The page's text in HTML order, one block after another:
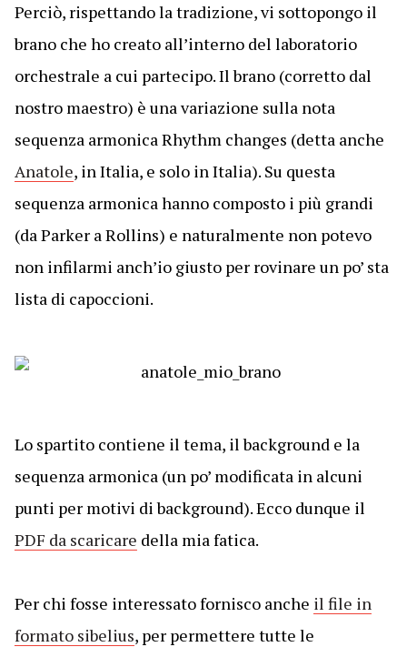
Perciò, rispettando la tradizione, vi sottopongo il
brano che ho creato all’interno del laboratorio
orchestrale a cui partecipo. Il brano (corretto dal
nostro maestro) è una variazione sulla nota
sequenza armonica Rhythm changes (detta anche
Anatole, in Italia, e solo in Italia). Su questa
sequenza armonica hanno composto i più grandi
(da Parker a Rollins) e naturalmente non potevo
non infilarmi anch’io giusto per rovinare un po’ sta
lista di capoccioni.
Lo spartito contiene il tema, il background e la
sequenza armonica (un po’ modificata in alcuni
punti per motivi di background). Ecco dunque il
PDF da scaricare della mia fatica.
Per chi fosse interessato fornisco anche il file in
formato sibelius, per permettere tutte le